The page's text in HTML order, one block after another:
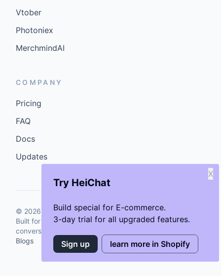
Try HeiChat
Build special for E-commerce.
3-day trial for all upgraded features.
X
Sign up learn more in Shopify
Vtober
Photoniex
MerchmindAI
COMPANY
Pricing
FAQ
Docs
Updates
© 2026 GenCybers Inc. All rights reserved.
Built for storefronts that want faster answers and cleaner
conversions.
Blogs